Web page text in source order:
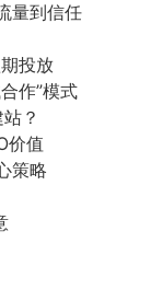
量到信任
投放
作”模式
？
价值
策略